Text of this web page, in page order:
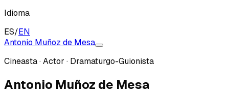
Idioma
ES/EN
Antonio Muñoz de Mesa
Cineasta · Actor · Dramaturgo-Guionista
Antonio Muñoz de Mesa